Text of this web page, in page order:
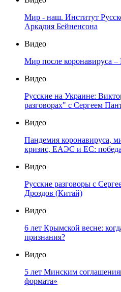
Мир - наш. Институт
Аркадия Бейненсона
Видео
Мир после коронавируса –
Видео
Русские на Украине:
разговорах" с Сергеем
Видео
Пандемия коронавируса,
кризис, ЕАЭС и ЕС:
Видео
Русские разговоры с
Дроздов (Китай)
Видео
6 лет Крымской весне:
признания?
Видео
5 лет Минским
формата»